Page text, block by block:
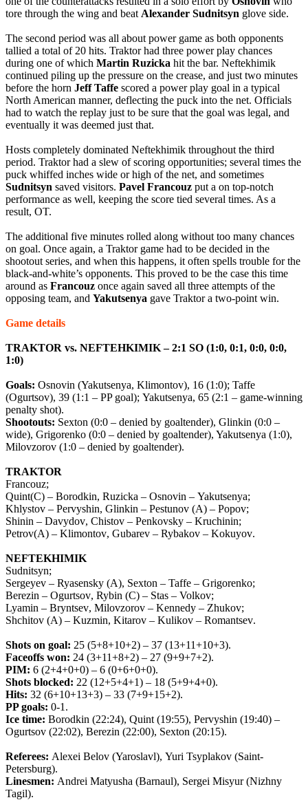
tore through the wing and beat Alexander Sudnitsyn glove side.
The second period was all about power game as both opponents
tallied a total of 20 hits. Traktor had three power play chances
during one of which Martin Ruzicka hit the bar. Neftekhimik
continued piling up the pressure on the crease, and just two minutes
before the horn Jeff Taffe scored a power play goal in a typical
North American manner, deflecting the puck into the net. Officials
had to watch the replay just to be sure that the goal was legal, and
eventually it was deemed just that.
Hosts completely dominated Neftekhimik throughout the third
period. Traktor had a slew of scoring opportunities; several times the
puck whiffed inches wide or high of the net, and sometimes
Sudnitsyn saved visitors. Pavel Francouz put a on top-notch
performance as well, keeping the score tied several times. As a
result, OT.
The additional five minutes rolled along without too many chances
on goal. Once again, a Traktor game had to be decided in the
shootout series, and when this happens, it often spells trouble for the
black-and-white’s opponents. This proved to be the case this time
around as Francouz once again saved all three attempts of the
opposing team, and Yakutsenya gave Traktor a two-point win.
Game details
TRAKTOR vs. NEFTEHKIMIK– 2:1 SO (1:0, 0:1, 0:0, 0:0,
1:0)
Goals: Osnovin (Yakutsenya, Klimontov), 16 (1:0); Taffe
(Ogurtsov), 39 (1:1 – PP goal); Yakutsenya, 65 (2:1 – game-winning
penalty shot).
Shootouts: Sexton (0:0 – denied by goaltender), Glinkin (0:0 –
wide), Grigorenko (0:0 – denied by goaltender), Yakutsenya (1:0),
Milovzorov (1:0 – denied by goaltender).
TRAKTOR
Francouz;
Quint(C) – Borodkin, Ruzicka – Osnovin – Yakutsenya;
Khlystov – Pervyshin, Glinkin – Pestunov (A) – Popov;
Shinin – Davydov, Chistov – Penkovsky – Kruchinin;
Petrov(A) – Klimontov, Gubarev – Rybakov – Kokuyov.
NEFTEKHIMIK
Sudnitsyn;
Sergeyev – Ryasensky (A), Sexton – Taffe – Grigorenko;
Berezin – Ogurtsov, Rybin (C) – Stas – Volkov;
Lyamin – Bryntsev, Milovzorov – Kennedy – Zhukov;
Shchitov (A) – Kuzmin, Kitarov – Kulikov – Romantsev.
Shots on goal: 25 (5+8+10+2) – 37 (13+11+10+3).
Faceoffs won: 24 (3+11+8+2) – 27 (9+9+7+2).
PIM: 6 (2+4+0+0) – 6 (0+6+0+0).
Shots blocked: 22 (12+5+4+1) – 18 (5+9+4+0).
Hits: 32 (6+10+13+3) – 33 (7+9+15+2).
PP goals: 0-1.
Ice time: Borodkin (22:24), Quint (19:55), Pervyshin (19:40) –
Ogurtsov (22:02), Berezin (22:00), Sexton (20:15).
Referees: Alexei Belov (Yaroslavl), Yuri Tsyplakov (Saint-
Petersburg).
Linesmen: Andrei Matyusha (Barnaul), Sergei Misyur(Nizhny
Tagil).